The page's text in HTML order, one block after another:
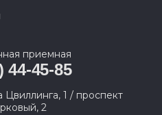
приемная
44-45-85
Цвиллинга, 1 / проспект
2